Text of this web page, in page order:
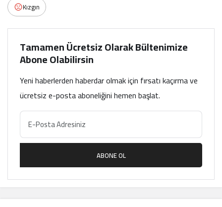
Kızgın
Tamamen Ücretsiz Olarak Bültenimize
Abone Olabilirsin
Yeni haberlerden haberdar olmak için fırsatı kaçırma ve
ücretsiz e-posta aboneliğini hemen başlat.
ABONE OL